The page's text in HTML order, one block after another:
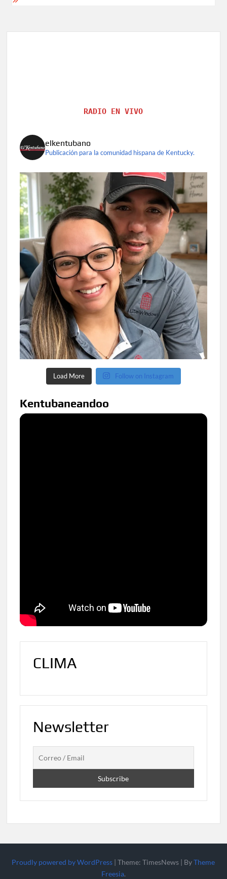
RADIO EN VIVO
elkentubano
Publicación para la comunidad hispana de Kentucky.
Load More Follow on Instagram
Kentubaneandoo
CLIMA
Newsletter
Proudly powered by WordPress |Theme: TimesNews | ByTheme
Freesia.